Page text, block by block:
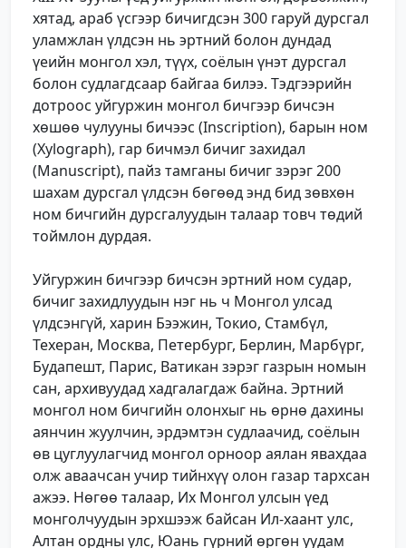
хятад, араб үсгээр бичигдсэн 300 гаруй дурсгал
уламжлан үлдсэн нь эртний болон дундад
үеийн монгол хэл, түүх, соёлын үнэт дурсгал
болон судлагдсаар байгаа билээ. Тэдгээрийн
дотроос уйгуржин монгол бичгээр бичсэн
хөшөө чулууны бичээс (Inscription), барын ном
(Xylograph), гар бичмэл бичиг захидал
(Manuscript), пайз тамганы бичиг зэрэг 200
шахам дурсгал үлдсэн бөгөөд энд бид зөвхөн
ном бичгийн дурсгалуудын талаар товч төдий
тоймлон дурдая.
Уйгуржин бичгээр бичсэн эртний ном судар,
бичиг захидлуудын нэг нь ч Монгол улсад
үлдсэнгүй, харин Бээжин, Токио, Стамбүл,
Техеран, Москва, Петербург, Берлин, Марбүрг,
Будапешт, Парис, Ватикан зэрэг газрын номын
сан, архивуудад хадгалагдаж байна. Эртний
монгол ном бичгийн олонхыг нь өрнө дахины
аянчин жуулчин, эрдэмтэн судлаачид, соёлын
өв цуглуулагчид монгол орноор аялан явахдаа
олж аваачсан учир тийнхүү олон газар тархсан
ажээ. Нөгөө талаар, Их Монгол улсын үед
монголчуудын эрхшээж байсан Ил-хаант улс,
Алтан ордны улс, Юань гүрний өргөн уудам